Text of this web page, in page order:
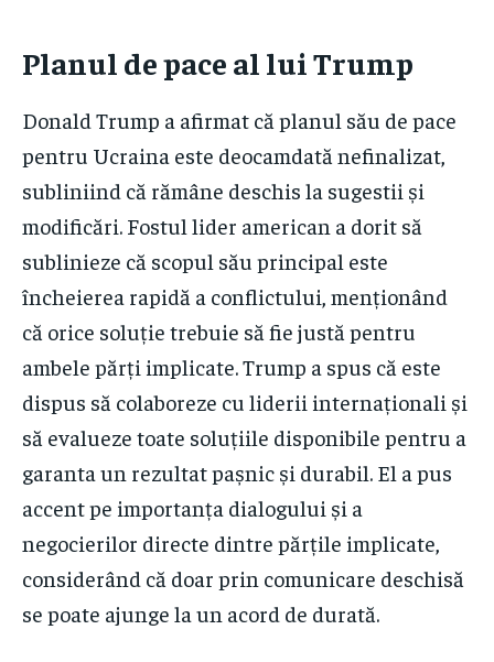
Planul de pace al lui Trump
Donald Trump a afirmat că planul său de pace
pentru Ucraina este deocamdată nefinalizat,
subliniind că rămâne deschis la sugestii și
modificări. Fostul lider american a dorit să
sublinieze că scopul său principal este
încheierea rapidă a conflictului, menționând
că orice soluție trebuie să fie justă pentru
ambele părți implicate. Trump a spus că este
dispus să colaboreze cu liderii internaționali și
să evalueze toate soluțiile disponibile pentru a
garanta un rezultat pașnic și durabil. El a pus
accent pe importanța dialogului și a
negocierilor directe dintre părțile implicate,
considerând că doar prin comunicare deschisă
se poate ajunge la un acord de durată.